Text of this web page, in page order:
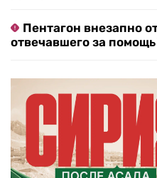
Пентагон внезапно
отвечавшего за